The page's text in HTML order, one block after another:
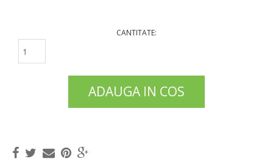
CANTITATE:
ADAUGA IN COS